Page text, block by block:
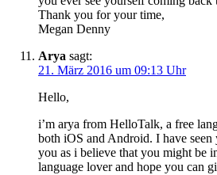
Thank you for your time,
Megan Denny
Arya sagt:
21. März 2016 um 09:13 Uhr
Hello,
i’m arya from HelloTalk, a free
both iOS and Android. I have
you as i believe that you might be
language lover and hope you can